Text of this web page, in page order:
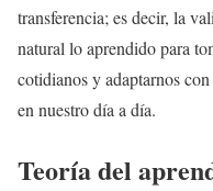
transferencia; es decir, la
natural lo aprendido para
cotidianos y adaptarnos
en nuestro día a día.
Teoría del